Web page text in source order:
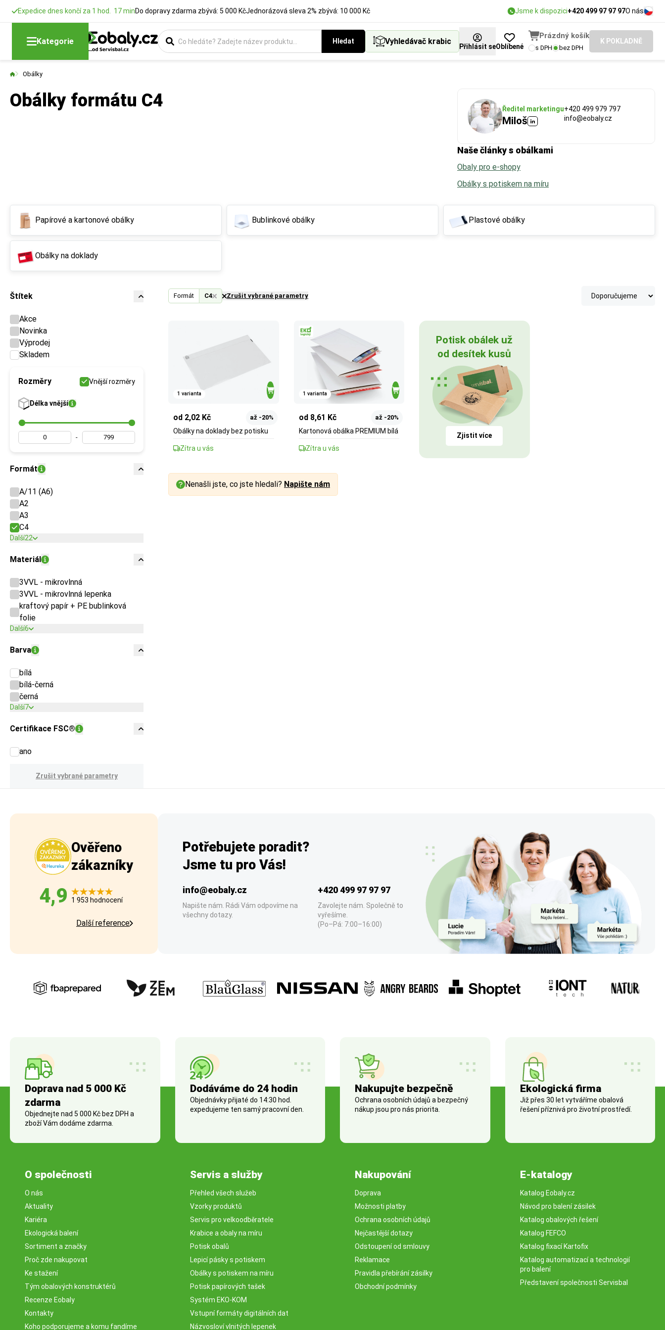
Expedice dnes končí za 1 hod. 17 minDo dopravy zdarma zbývá: 5 000 KčJednorázová sleva 2% zbývá: 10 000 Kč Jsme k dispozici+420 499 97 97 97O nás
Kategorie Hledat Vyhledávač krabic
Přihlásit seOblíbené
Prázdný košík
s DPH bez DPH
K POKLADNĚ
Obálky
Obálky formátu C4 Ředitel marketingu
Miloš
+420 499 979 797
info@eobaly.cz
Naše články s obálkami
Obaly pro e-shopy
Obálky s potiskem na míru
Papírové a kartonové obálky Bublinkové obálky Plastové obálky
Obálky na doklady
Štítek
Akce
Novinka
Výprodej
Skladem
Rozměry Vnější rozměry
Délka vnější
-
Formát
A/11 (A6)
A2
A3
C4
Další22
Materiál
3VVL - mikrovlnná
3VVL - mikrovlnná lepenka
kraftový papír + PE bublinková
folie
Další6
Barva
bílá
bílá-černá
černá
Další7
Certifikace FSC®
ano
Zrušit vybrané parametry
Formát C4 Zrušit vybrané parametry
1 varianta
od 2,02 Kč až -20%
Obálky na doklady bez potisku
Zítra u vás
1 varianta
od 8,61 Kč až -20%
Kartonová obálka PREMIUM bílá
Zítra u vás
Potisk obálek už
od desítek kusů
Zjistit více
Nenašli jste, co jste hledali? Napište nám
Ověřeno
zákazníky
4,9 1 953 hodnocení
Další reference
Potřebujete poradit?
Jsme tu pro Vás!
info@eobaly.cz
Napište nám. Rádi Vám odpovíme na
všechny dotazy.
+420 499 97 97 97
Zavolejte nám. Společně to
vyřešíme.
(Po–Pá: 7:00–16:00)
Doprava nad 5 000 Kč
zdarma
Objednejte nad 5 000 Kč bez DPH a
zboží Vám dodáme zdarma.
Dodáváme do 24 hodin
Objednávky přijaté do 14:30 hod.
expedujeme ten samý pracovní den.
Nakupujte bezpečně
Ochrana osobních údajů a bezpečný
nákup jsou pro nás priorita.
Ekologická firma
Již přes 30 let vytváříme obalová
řešení příznivá pro životní prostředí.
O společnosti
O nás
Aktuality
Kariéra
Ekologická balení
Sortiment a značky
Proč zde nakupovat
Ke stažení
Tým obalových konstruktérů
Recenze Eobaly
Kontakty
Koho podporujeme a komu fandíme
Servis a služby
Přehled všech služeb
Vzorky produktů
Servis pro velkoodběratele
Krabice a obaly na míru
Potisk obalů
Lepicí pásky s potiskem
Obálky s potiskem na míru
Potisk papírových tašek
Systém EKO-KOM
Vstupní formáty digitálních dat
Názvosloví vlnitých lepenek
Nakupování
Doprava
Možnosti platby
Ochrana osobních údajů
Nejčastější dotazy
Odstoupení od smlouvy
Reklamace
Pravidla přebírání zásilky
Obchodní podmínky
E-katalogy
Katalog Eobaly.cz
Návod pro balení zásilek
Katalog obalových řešení
Katalog FEFCO
Katalog fixací Kartofix
Katalog automatizací a technologií
pro balení
Představení společnosti Servisbal